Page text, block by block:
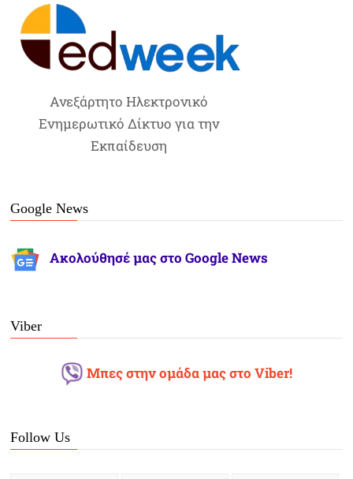
Ανεξάρτητο Ηλεκτρονικό
Ενημερωτικό Δίκτυο για την
Εκπαίδευση
Google News
Ακολούθησέ μας στο Google News
Viber
Μπες στην ομάδα μας στο Viber!
Follow Us